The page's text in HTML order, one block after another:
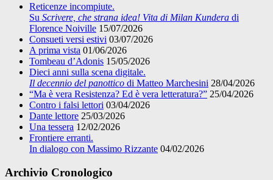
Reticenze incompiute.
Su Scrivere, che strana idea! Vita di Milan Kundera di
Florence Noiville 15/07/2026
Consueti versi estivi 03/07/2026
A prima vista 01/06/2026
Tombeau d’Adonis 15/05/2026
Dieci anni sulla scena digitale.
Il decennio del panottico di Matteo Marchesini 28/04/2026
“Ma è vera Resistenza? Ed è vera letteratura?” 25/04/2026
Contro i falsi lettori 03/04/2026
Dante lettore 25/03/2026
Una tessera 12/02/2026
Frontiere erranti.
In dialogo con Massimo Rizzante 04/02/2026
Archivio Cronologico